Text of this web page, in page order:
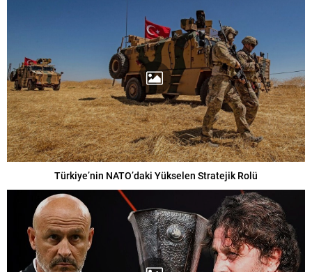
Türkiye’nin NATO’daki Yükselen Stratejik Rolü